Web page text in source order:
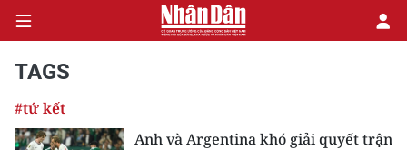
CHÍNH TRỊ
TAGS
#tứ kết
Anh và Argentina khó giải quyết trận